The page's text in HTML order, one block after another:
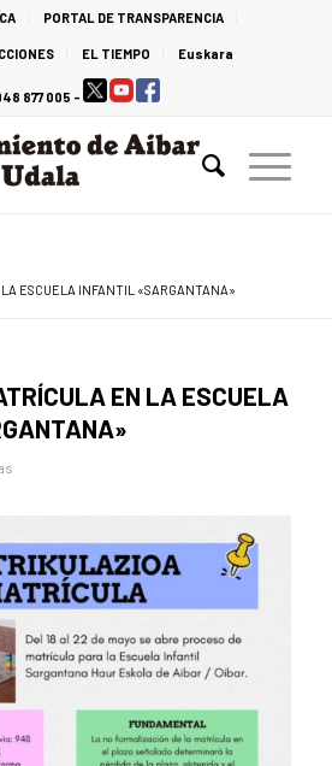
PORTAL DE TRANSPARENCIA
EL TIEMPO Euskara
877 005 -
ESCUELA INFANTIL «SARGANTANA»
EN LA ESCUELA